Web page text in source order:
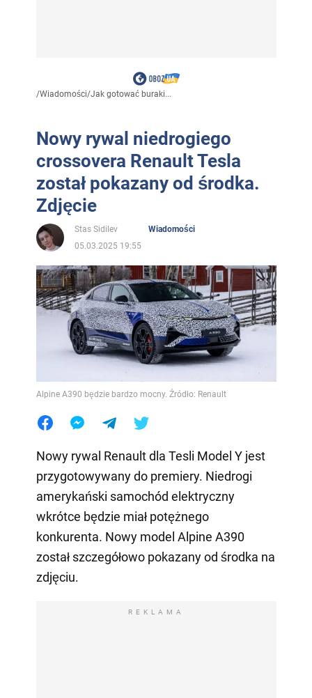
/Wiadomości/Jak gotować buraki...
Nowy rywal niedrogiego
crossovera Renault Tesla
został pokazany od środka.
Zdjęcie
Stas Sidilev
Wiadomości
05.03.2025 19:55
Alpine A390 będzie bardzo mocny. Źródło: Renault
Nowy rywal Renault dla Tesli Model Y jest
przygotowywany do premiery. Niedrogi
amerykański samochód elektryczny
wkrótce będzie miał potężnego
konkurenta. Nowy model Alpine A390
został szczegółowo pokazany od środka na
zdjęciu.
REKLAMA